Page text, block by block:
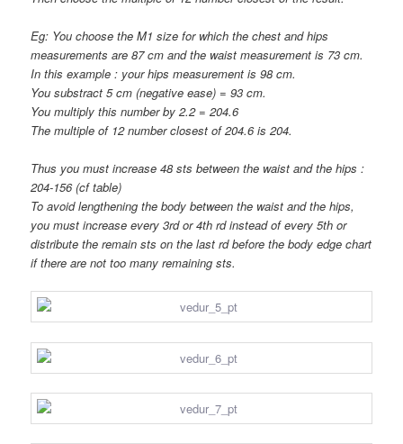
Eg: You choose the M1 size for which the chest and hips
measurements are 87 cm and the waist measurement is 73 cm.
In this example : your hips measurement is 98 cm.
You substract 5 cm (negative ease) = 93 cm.
You multiply this number by 2.2 = 204.6
The multiple of 12 number closest of 204.6 is 204.
Thus you must increase 48 sts between the waist and the hips :
204-156 (cf table)
To avoid lengthening the body between the waist and the hips,
you must increase every 3rd or 4th rd instead of every 5th or
distribute the remain sts on the last rd before the body edge chart
if there are not too many remaining sts.